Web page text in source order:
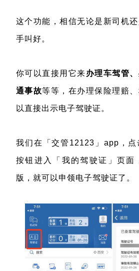
这个功能，相信无论是新司机
手叫好。
你可以直接用它来办理车驾管
通事故等等，在办理保险理赔
以直接出示电子驾驶证。
我们在「交管12123」app，点
按钮进入「我的驾驶证」页面
版，就可以申领电子驾驶证了。